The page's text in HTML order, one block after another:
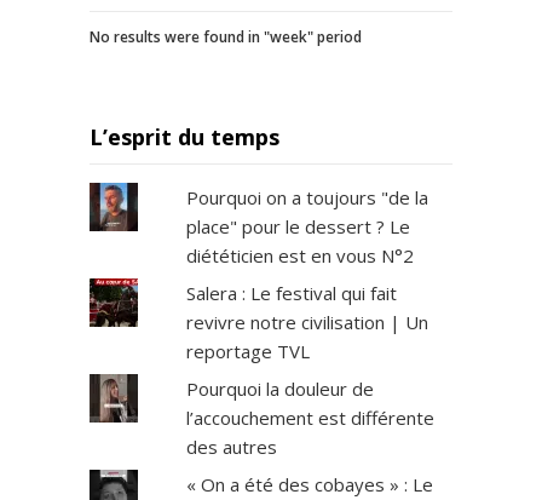
No results were found in "week" period
L’esprit du temps
Pourquoi on a toujours "de la
place" pour le dessert ? Le
diététicien est en vous N°2
Salera : Le festival qui fait
revivre notre civilisation | Un
reportage TVL
Pourquoi la douleur de
l’accouchement est différente
des autres
« On a été des cobayes » : Le